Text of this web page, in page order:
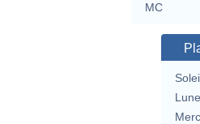
MC
Lune